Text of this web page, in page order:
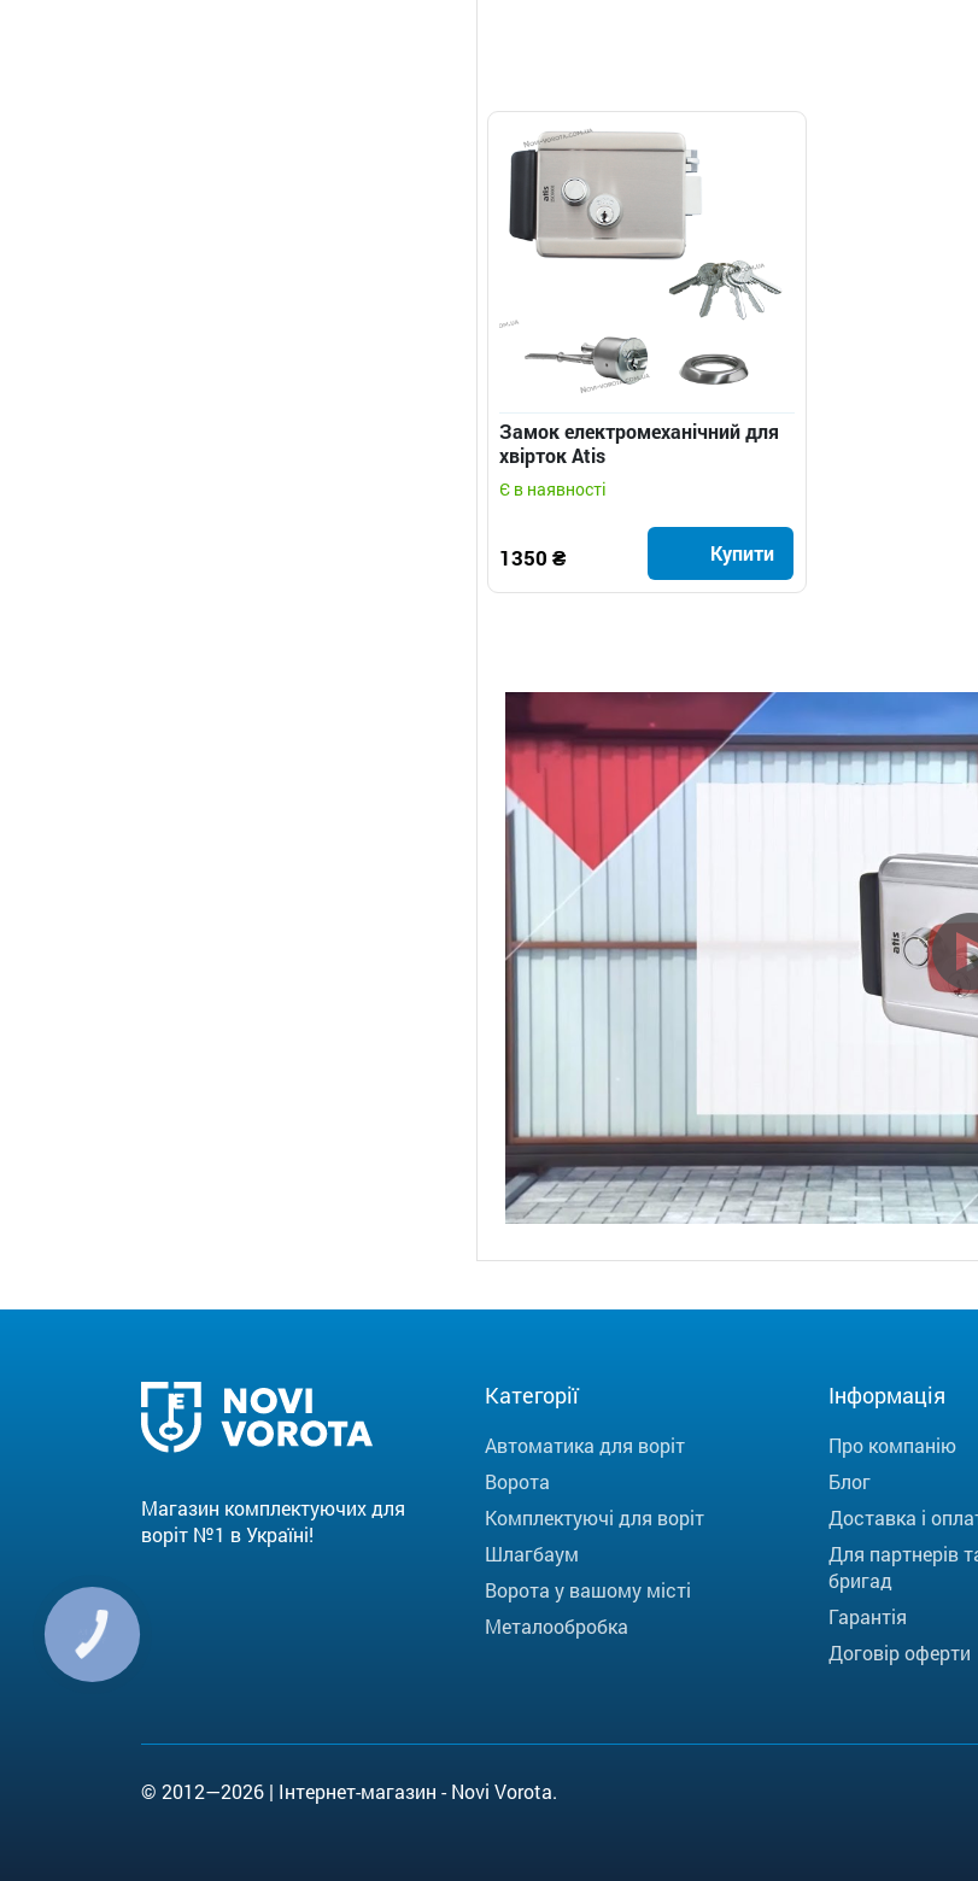
Замок електромеханічний для
хвірток Atis
Є в наявності
1350 ₴ Купити
Магазин комплектуючих для
воріт №1 в Україні!
Категорії
Автоматика для воріт
Ворота
Комплектуючі для воріт
Шлагбаум
Ворота у вашому місті
Металообробка
Інформація
Про компанію
Блог
Доставка і
Для партнерів
бригад
Гарантія
Договір оферти
© 2012—2026 | Інтернет-магазин - Novi Vorota.